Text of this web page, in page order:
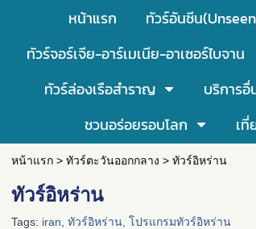
หน้าแรก ทัวร์อันซีน
ทัวร์จอร์เจีย-อาร์เมเนีย-อาเซอร์ไบจาน
ทัวร์ล่องเรือสำราญ
บริการอื่
ชวนอร่อยรอบโลก
เที่
หน้าแรก> ทัวร์ตะวันออกกลาง > ทัวร์อิหร่าน
ทัวร์อิหร่าน
Tags: iran ทัวร์อิหร่าน โปรแกรมทัวร์อิหร่าน